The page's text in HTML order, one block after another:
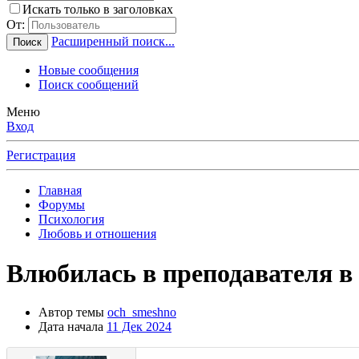
Искать только в заголовках
От:
Поиск Расширенный поиск...
Новые сообщения
Поиск сообщений
Меню
Вход
Регистрация
Главная
Форумы
Психология
Любовь и отношения
Влюбилась в преподавателя в
Автор темы och_smeshno
Дата начала 11 Дек 2024